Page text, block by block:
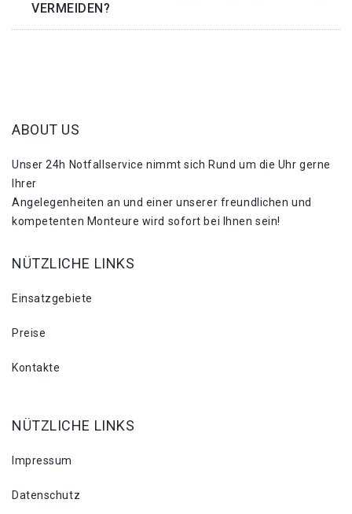
VERMEIDEN?
ABOUT US
Unser 24h Notfallservice nimmt sich Rund um die Uhr gerne
Ihrer
Angelegenheiten an und einer unserer freundlichen und
kompetenten Monteure wird sofort bei Ihnen sein!
NÜTZLICHE LINKS
Einsatzgebiete
Preise
Kontakte
NÜTZLICHE LINKS
Impressum
Datenschutz